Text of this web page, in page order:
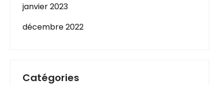
janvier 2023
décembre 2022
Catégories